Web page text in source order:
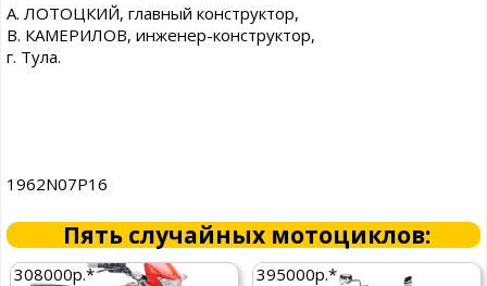
А. ЛОТОЦКИЙ, главный конструктор,
В. КАМЕРИЛОВ, инженер-конструктор,
г. Тула.
1962N07P16
Пять случайных мотоциклов:
308000р.* 395000р.*